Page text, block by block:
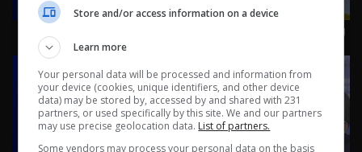
رئيس تحالف العزم المهندس مثنى السامرائي - حلقة ٨ |
Store and/or access information on a device
Learn more
Your personal data will be processed and information from
your device (cookies, unique identifiers, and other device
data) may be stored by, accessed by and shared with 231
partners, or used specifically by this site. We and our partners
may use precise geolocation data. List of partners.
Some vendors may process your personal data on the basis